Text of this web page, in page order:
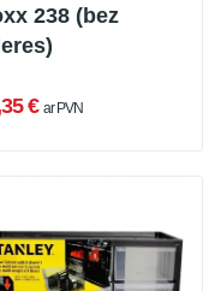
238 (bez
€ ar PVN